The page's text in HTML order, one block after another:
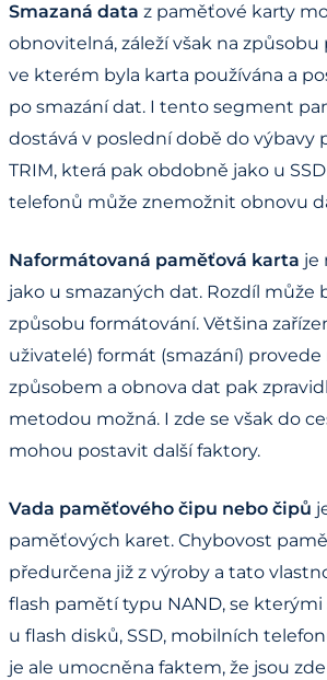
Smazaná data z paměťové karty
obnovitelná, záleží však na způsobu
ve kterém byla karta používána a
po smazání dat. I tento segment
dostává v poslední době do výbavy
TRIM, která pak obdobně jako u
telefonů může znemožnit obnovu
Naformátovaná paměťová karta je
jako u smazaných dat. Rozdíl může
způsobu formátování. Většina
uživatelé) formát (smazání)
způsobem a obnova dat pak
metodou možná. I zde se však do
mohou postavit další faktory.
Vada paměťového čipu nebo čipů
paměťových karet. Chybovost
předurčena již z výroby a tato
flash pamětí typu NAND, se
u flash disků, SSD, mobilních
je ale umocněna faktem, že jsou